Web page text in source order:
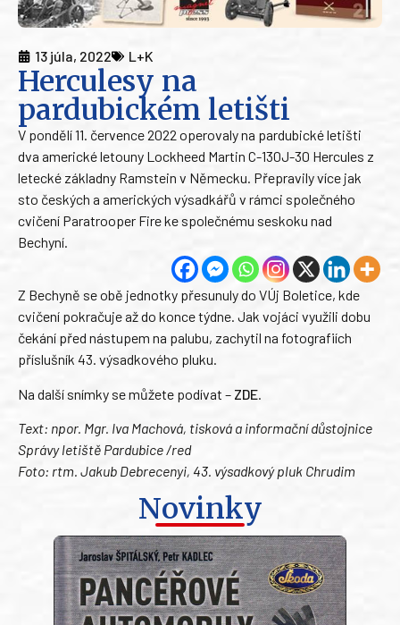
13 júla, 2022 L+K
Herculesy na
pardubickém letišti
V pondělí 11. července 2022 operovaly na pardubické letišti
dva americké letouny Lockheed Martin C-130J-30 Hercules z
letecké základny Ramstein v Německu. Přepravily více jak
sto českých a amerických výsadkářů v rámci společného
cvičení Paratrooper Fire ke společnému seskoku nad
Bechyní.
Z Bechyně se obě jednotky přesunuly do VÚj Boletice, kde
cvičení pokračuje až do konce týdne. Jak vojáci využili dobu
čekání před nástupem na palubu, zachytil na fotografiích
příslušník 43. výsadkového pluku.
Na další snímky se můžete podívat – ZDE
Text: npor. Mgr. Iva Machová, tisková a informační důstojnice
Správy letiště Pardubice /red
Foto: rtm. Jakub Debrecenyi, 43. výsadkový pluk Chrudim
Novinky